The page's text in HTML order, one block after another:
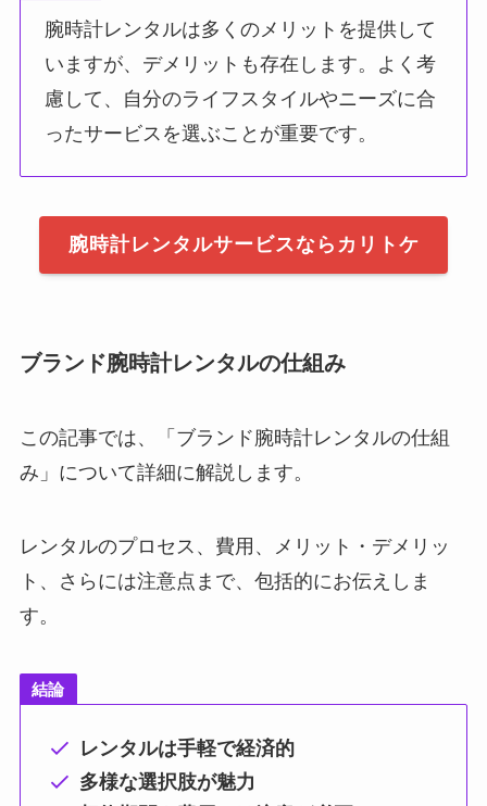
腕時計レンタルは多くのメリットを提供して
いますが、デメリットも存在します。よく考
慮して、自分のライフスタイルやニーズに合
ったサービスを選ぶことが重要です。
腕時計レンタルサービスならカリトケ
ブランド腕時計レンタルの仕組み
この記事では、「ブランド腕時計レンタルの仕組
み」について詳細に解説します。
レンタルのプロセス、費用、メリット・デメリッ
ト、さらには注意点まで、包括的にお伝えしま
す。
結論
レンタルは手軽で経済的
多様な選択肢が魅力